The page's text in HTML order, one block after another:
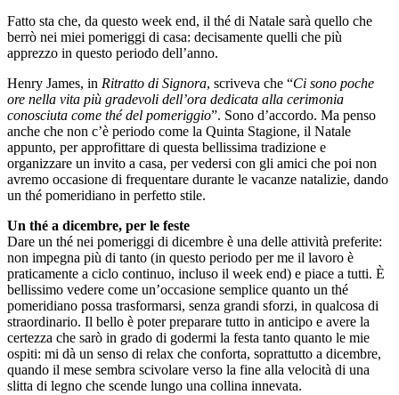
Fatto sta che, da questo week end, il thé di Natale sarà quello che
berrò nei miei pomeriggi di casa: decisamente quelli che più
apprezzo in questo periodo dell’anno.
Henry James, in Ritratto di Signora, scriveva che “Ci sono poche
ore nella vita più gradevoli dell’ora dedicata alla cerimonia
conosciuta come thé del pomeriggio”. Sono d’accordo. Ma penso
anche che non c’è periodo come la Quinta Stagione, il Natale
appunto, per approfittare di questa bellissima tradizione e
organizzare un invito a casa, per vedersi con gli amici che poi non
avremo occasione di frequentare durante le vacanze natalizie, dando
un thé pomeridiano in perfetto stile.
Un thé a dicembre, per le feste
Dare un thé nei pomeriggi di dicembre è una delle attività preferite:
non impegna più di tanto (in questo periodo per me il lavoro è
praticamente a ciclo continuo, incluso il week end) e piace a tutti. È
bellissimo vedere come un’occasione semplice quanto un thé
pomeridiano possa trasformarsi, senza grandi sforzi, in qualcosa di
straordinario. Il bello è poter preparare tutto in anticipo e avere la
certezza che sarò in grado di godermi la festa tanto quanto le mie
ospiti: mi dà un senso di relax che conforta, soprattutto a dicembre,
quando il mese sembra scivolare verso la fine alla velocità di una
slitta di legno che scende lungo una collina innevata.